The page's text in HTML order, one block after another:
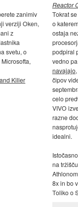
zanimiv
verziji Oken,
z
svetu, o
Killer
Reactor
Tokrat
o
ostaja
podpiral
vedno
navajajo
čipov
celo
VIVO
razne
idealni.
na
8x in bo
Toliko o